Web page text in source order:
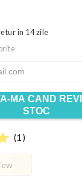
in 14 zile
MA CAND
STOC
(1 )